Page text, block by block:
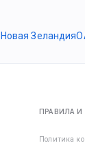
Новая Зеландия
ПРАВИЛА И
Политика